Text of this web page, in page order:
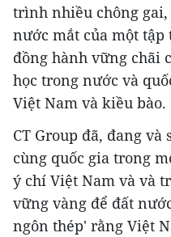
trình nhiều chông
nước mắt của một
đồng hành vững chãi
học trong nước và
Việt Nam và kiều bào.
CT Group đã, đang
cùng quốc gia trong
ý chí Việt Nam và và
vững vàng để đất
ngôn thép' rằng Việt